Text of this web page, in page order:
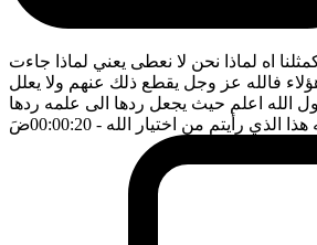
اه لماذا نحن لا نعطى يعني لماذا جاءت
فالله عز وجل يقطع ذلك عنهم ولا يعلل
الله اعلم حيث يجعل ردها الى علمه ردها
هذا الذي رأيتم من اختيار الله - 00:00:20 ضَ